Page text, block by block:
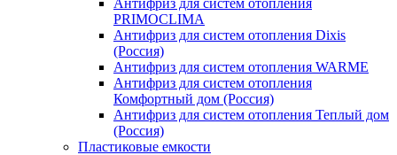
Антифриз для систем отопления
PRIMOCLIMA
Антифриз для систем отопления Dixis
(Россия)
Антифриз для систем отопления WARME
Антифриз для систем отопления
Комфортный дом (Россия)
Антифриз для систем отопления Теплый дом
(Россия)
Пластиковые емкости